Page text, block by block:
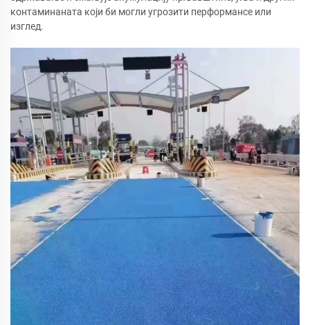
контаминаната који би могли угрозити перформансе или
изглед.